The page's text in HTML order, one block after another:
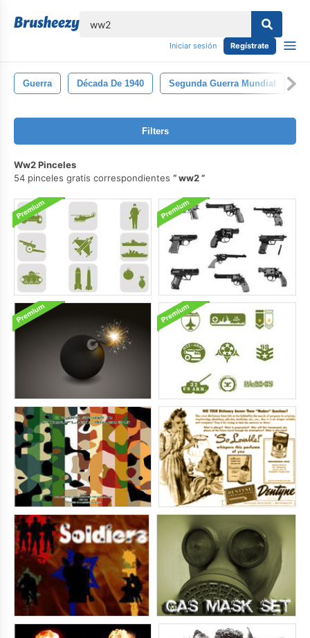
Iniciar sesión Regístrate
Guerra Década De 1940 Segunda Guerra Mundial
Filters
Ww2 Pinceles
54 pinceles gratis correspondientes
ww2